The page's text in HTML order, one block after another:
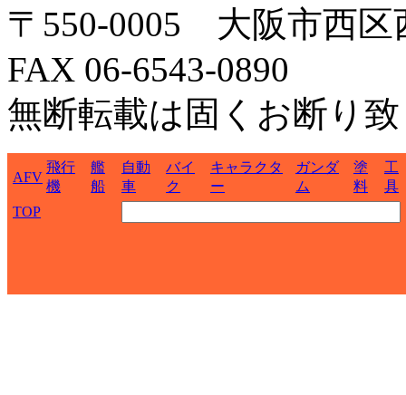
〒550-0005 大阪市西
FAX 06-6543-0890
無断転載は固くお断り
AFV
飛行
機
艦
船
自動
車
バイ
ク
キャラクタ
ー
ガンダ
ム
塗
料
工
具
TOP